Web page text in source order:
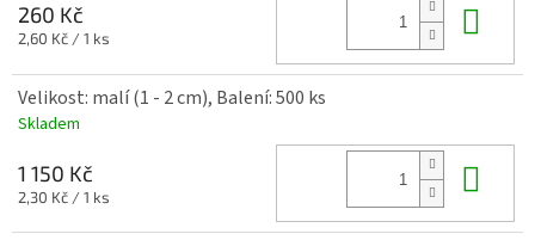
260 Kč
Měrná
2,60 Kč / 1 ks
Velikost: malí (1 - 2 cm), Balení: 500 ks
Skladem
1 150 Kč
Měrná
2,30 Kč / 1 ks